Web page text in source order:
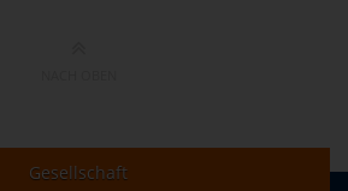
Gesellschaft